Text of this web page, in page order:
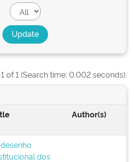
of 1 (Search time: 0.002 seconds).
Author(s)
dos